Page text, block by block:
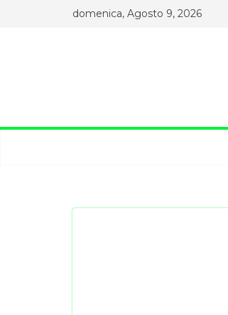
domenica, Agosto 9, 2026